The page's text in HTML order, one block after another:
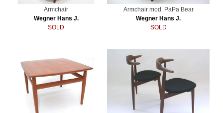
Armchair
Wegner Hans J.
SOLD
Armchair mod. PaPa Bear
Wegner Hans J.
SOLD